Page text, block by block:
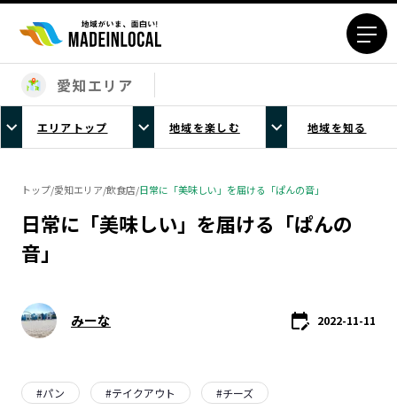
エリアから探す
北海道エリア
青森エリア
秋田エリア
山形エリア
福島エリア
茨城エリア
栃木エリア
東京23区エリア
神奈川エリア
福井エリア
山梨エリア
愛知エリア
エリアトップ 地域を楽しむ 地域を知る
トップ/愛知エリア/飲食店/日常に「美味しい」を届ける「ぱんの音」
日常に「美味しい」を届ける「ぱんの
音」
みーな 2022-11-11
#パン #テイクアウト #チーズ